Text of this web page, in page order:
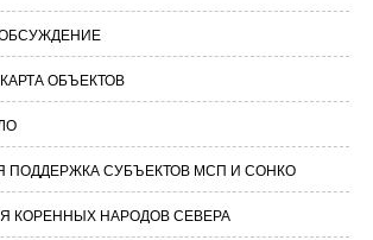
ОБЪЕКТОВ
ПОДДЕРЖКА СУБЪЕКТОВ МСП И СОНКО
КОРЕННЫХ НАРОДОВ СЕВЕРА